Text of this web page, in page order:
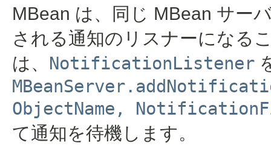
MBean は、同じ MBean サー
される通知のリスナーになる
は、 NotificationListener
ObjectName,
て通知を待機します。